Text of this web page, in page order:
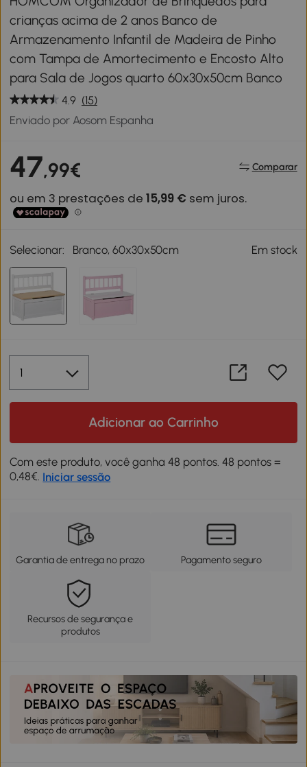
crianças acima de 2 anos Banco de
Armazenamento Infantil de Madeira de Pinho
com Tampa de Amortecimento e Encosto Alto
para Sala de Jogos quarto 60x30x50cm Banco
4.9 (15)
Enviado por Aosom Espanha
47,99€ Comparar
Selecionar: Branco, 60x30x50cm Em stock
Adicionar ao Carrinho
Com este produto, você ganha 48 pontos. 48 pontos =
0,48€. Iniciar sessão
Garantia de entrega no prazo Pagamento seguro
Recursos de segurança e
produtos